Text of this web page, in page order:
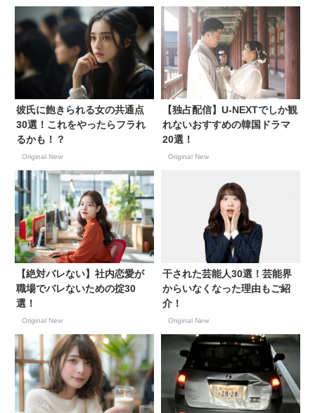
彼氏に飽きられる女の共通点
30選！これをやったらフラれ
るかも！？
Original New
【独占配信】U-NEXTでしか観
れないおすすめの韓国ドラマ
20選！
Original New
【絶対バレない】社内恋愛が
職場でバレないための掟30
選！
Original New
干された芸能人30選！芸能界
からいなくなった理由もご紹
介！
Original New